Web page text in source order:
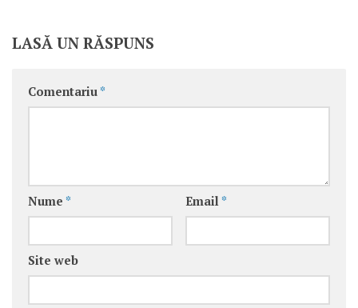
LASĂ UN RĂSPUNS
Comentariu *
Nume * Email *
Site web